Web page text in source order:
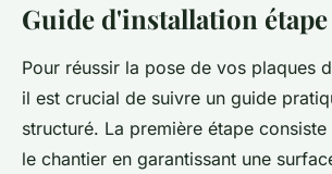
Guide d'installation étape
Pour réussir la pose de vos plaques
il est crucial de suivre un guide
structuré. La première étape
le chantier en garantissant une